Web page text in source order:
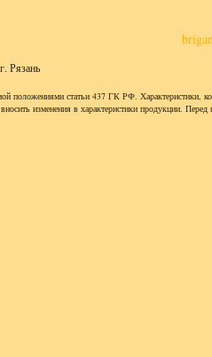
Рязань
положениями статьи 437 ГК РФ. Характеристики,
изменения в характеристики продукции. Перед